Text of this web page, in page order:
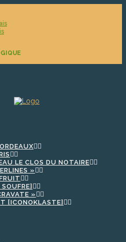
LE CLOS DU NOTAIRE
»
»
[ICONOKLASTE]